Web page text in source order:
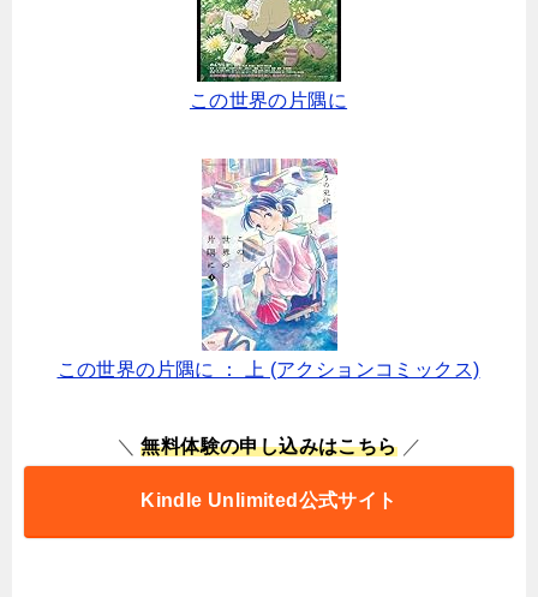
この世界の片隅に
この世界の片隅に ： 上 (アクションコミックス)
＼無料体験の申し込みはこちら／
Kindle Unlimited公式サイト